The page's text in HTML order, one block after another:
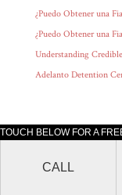
TOUCH BELOW FOR A
CALL
¿Puedo Obtener una
¿Puedo Obtener una
Understanding
Adelanto Detention